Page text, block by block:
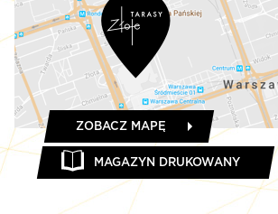
ZOBACZ MAPĘ
MAGAZYN DRUKOWANY